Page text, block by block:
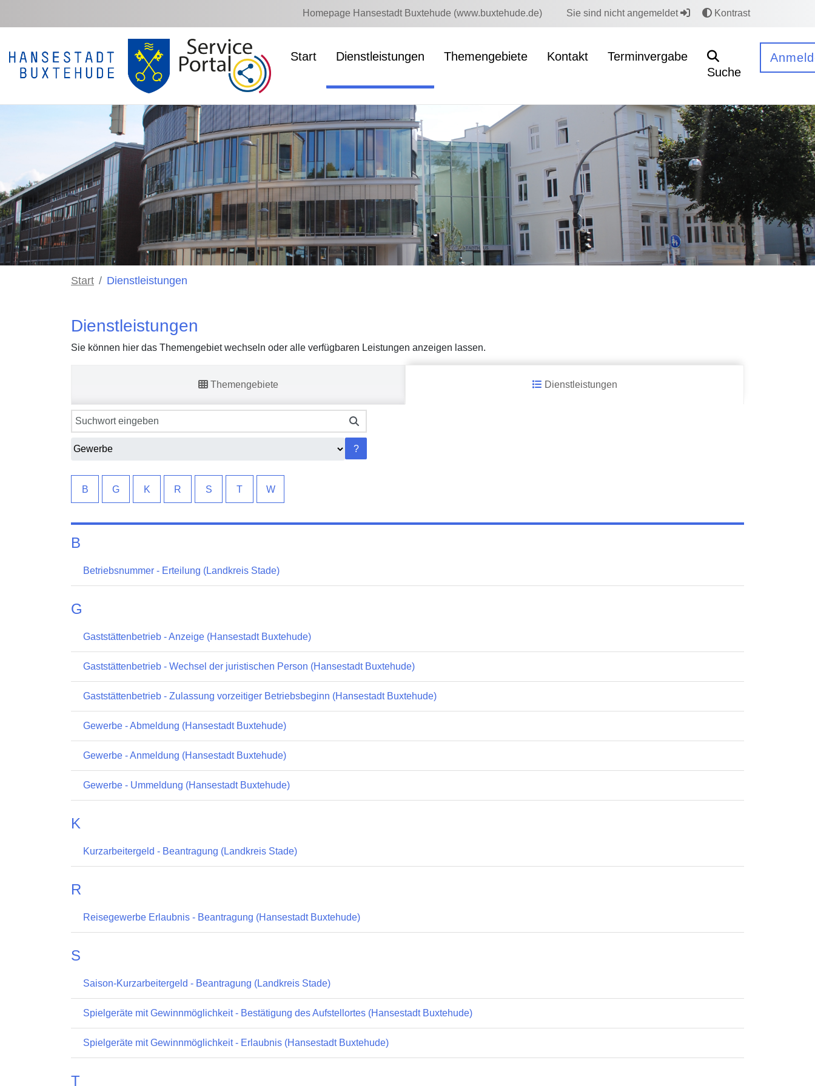
Homepage Hansestadt Buxtehude (www.buxtehude.de) Sie sind nicht angemeldet Kontrast
Start Dienstleistungen Themengebiete Kontakt
Terminvergabe
Suche
Start Dienstleistungen
Dienstleistungen
Sie können hier das Themengebiet wechseln oder alle verfügbaren Leistungen anzeigen lassen.
Themengebiete Dienstleistungen
?
B G K R S T W
B
Betriebsnummer - Erteilung (Landkreis Stade)
G
Gaststättenbetrieb - Anzeige (Hansestadt Buxtehude)
Gaststättenbetrieb - Wechsel der juristischen Person (Hansestadt Buxtehude)
Gaststättenbetrieb - Zulassung vorzeitiger Betriebsbeginn (Hansestadt Buxtehude)
Gewerbe - Abmeldung (Hansestadt Buxtehude)
Gewerbe - Anmeldung (Hansestadt Buxtehude)
Gewerbe - Ummeldung (Hansestadt Buxtehude)
K
Kurzarbeitergeld - Beantragung (Landkreis Stade)
R
Reisegewerbe Erlaubnis - Beantragung (Hansestadt Buxtehude)
S
Saison-Kurzarbeitergeld - Beantragung (Landkreis Stade)
Spielgeräte mit Gewinnmöglichkeit - Bestätigung des Aufstellortes (Hansestadt Buxtehude)
Spielgeräte mit Gewinnmöglichkeit - Erlaubnis (Hansestadt Buxtehude)
T